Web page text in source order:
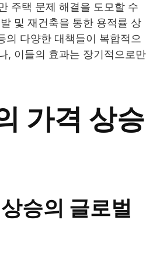
주택 문제 해결을 도모할 수
및 재건축을 통한 용적률 상
의 다양한 대책들이 복합적으
, 이들의 효과는 장기적으로만
가격 상승
승의 글로벌